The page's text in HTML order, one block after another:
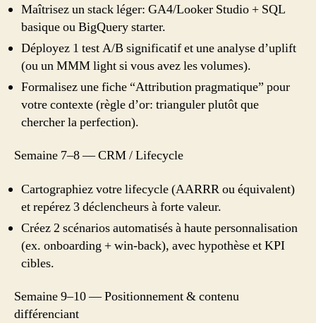
Maîtrisez un stack léger: GA4/Looker Studio + SQL
basique ou BigQuery starter.
Déployez 1 test A/B significatif et une analyse d’uplift
(ou un MMM light si vous avez les volumes).
Formalisez une fiche “Attribution pragmatique” pour
votre contexte (règle d’or: trianguler plutôt que
chercher la perfection).
Semaine 7–8 — CRM / Lifecycle
Cartographiez votre lifecycle (AARRR ou équivalent)
et repérez 3 déclencheurs à forte valeur.
Créez 2 scénarios automatisés à haute personnalisation
(ex. onboarding + win-back), avec hypothèse et KPI
cibles.
Semaine 9–10 — Positionnement & contenu
différenciant